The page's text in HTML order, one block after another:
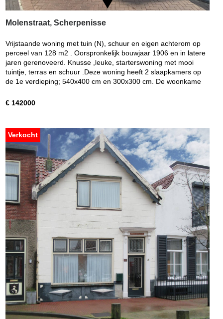
Molenstraat, Scherpenisse
Vrijstaande woning met tuin (N), schuur en eigen achterom op
perceel van 128 m2 . Oorspronkelijk bouwjaar 1906 en in latere
jaren gerenoveerd. Knusse ,leuke, starterswoning met mooi
tuintje, terras en schuur .Deze woning heeft 2 slaapkamers op
de 1e verdieping; 540x400 cm en 300x300 cm. De woonkame
€ 142000
Verkocht